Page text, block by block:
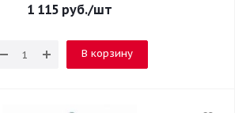
1 115 руб./шт
В корзину